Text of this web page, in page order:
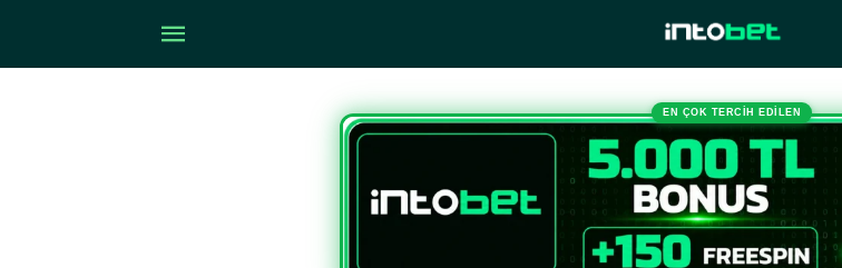
EN ÇOK TERCİH EDİLEN